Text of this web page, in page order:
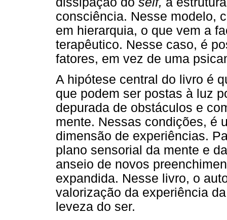
consciência. Nesse modelo,
em hierarquia, o que vem a
terapêutico. Nesse caso, é
fatores, em vez de uma
A hipótese central do livro é
que podem ser postas à luz
depurada de obstáculos e
mente. Nessas condições, é
dimensão de experiências.
plano sensorial da mente e
anseio de novos
expandida. Nesse livro, o
valorização da experiência
leveza do ser.